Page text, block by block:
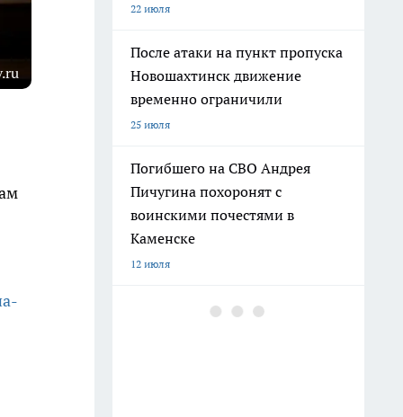
22 июля
После атаки на пункт пропуска
Новошахтинск движение
временно ограничили
25 июля
Погибшего на СВО Андрея
Пичугина похоронят с
воинскими почестями в
Каменске
12 июля
В Ростовской области